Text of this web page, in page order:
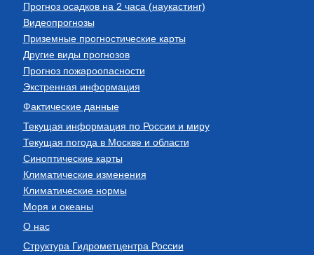
Прогноз осадков на 2 часа (наукастинг)
Видеопрогнозы
Приземные прогностические карты
Другие виды прогнозов
Прогноз пожароопасности
Экстренная информация
Фактические данные
Текущая информация по России и миру
Текущая погода в Москве и области
Синоптические карты
Климатические изменения
Климатические нормы
Моря и океаны
О нас
Структура Гидрометцентра России